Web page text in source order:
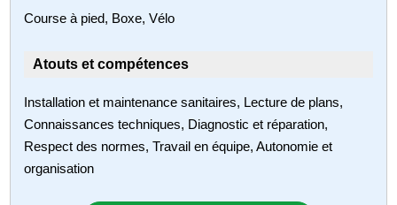
Course à pied, Boxe, Vélo
Atouts et compétences
Installation et maintenance sanitaires, Lecture de plans,
Connaissances techniques, Diagnostic et réparation,
Respect des normes, Travail en équipe, Autonomie et
organisation